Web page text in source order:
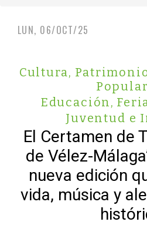
LUN, 06/OCT/25
Cultura,
Educación,
Juventud e
El Certamen de
de Vélez-
nueva edición
vida, música y